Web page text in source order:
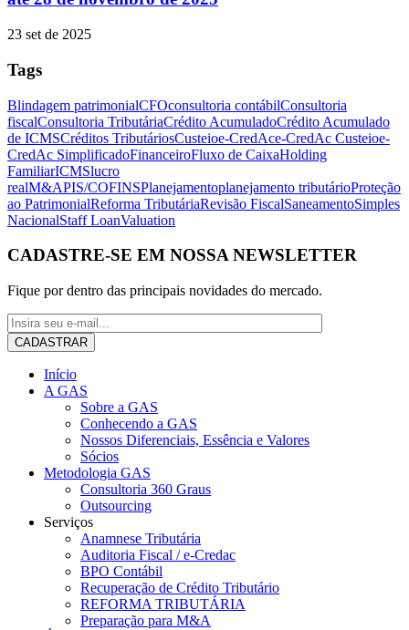
23 set de 2025
Tags
Blindagem patrimonialCFOconsultoria contábilConsultoria
fiscalConsultoria TributáriaCrédito AcumuladoCrédito Acumulado
de ICMSCréditos TributáriosCusteioe-CredAce-CredAc Custeioe-
CredAc SimplificadoFinanceiroFluxo de CaixaHolding
FamiliarICMSlucro
realM&APIS/COFINSPlanejamentoplanejamento tributárioProteção
ao PatrimonialReforma TributáriaRevisão FiscalSaneamentoSimples
NacionalStaff LoanValuation
CADASTRE-SE EM NOSSA NEWSLETTER
Fique por dentro das principais novidades do mercado.
Início
A GAS
Sobre a GAS
Conhecendo a GAS
Nossos Diferenciais, Essência e Valores
Sócios
Metodologia GAS
Consultoria 360 Graus
Outsourcing
Serviços
Anamnese Tributária
Auditoria Fiscal / e-Credac
BPO Contábil
Recuperação de Crédito Tributário
REFORMA TRIBUTÁRIA
Preparação para M&A